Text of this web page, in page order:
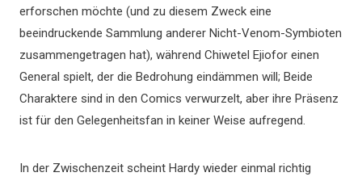
erforschen möchte (und zu diesem Zweck eine
beeindruckende Sammlung anderer Nicht-Venom-Symbioten
zusammengetragen hat), während Chiwetel Ejiofor einen
General spielt, der die Bedrohung eindämmen will; Beide
Charaktere sind in den Comics verwurzelt, aber ihre Präsenz
ist für den Gelegenheitsfan in keiner Weise aufregend.
In der Zwischenzeit scheint Hardy wieder einmal richtig